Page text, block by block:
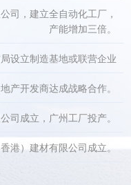
司，建立全自动化工厂，
产能增加三倍。
设立制造基地或联营企业
产开发商达成战略合作。
司成立，广州工厂投产。
港）建材有限公司成立。